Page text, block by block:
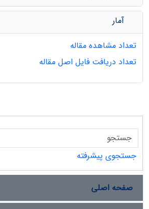
آمار
تعداد مشاهده مقاله
تعداد دریافت فایل اصل مقاله
جستجوی پیشرفته
صفحه اصلی